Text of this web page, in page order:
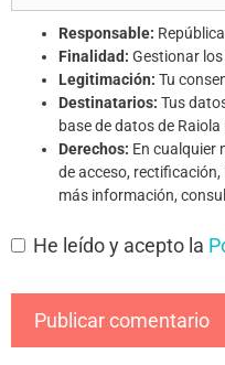
Responsable:
Finalidad:Gestionar
Legitimación: Tu
Destinatarios: Tus
base de datos de
Derechos: En cualquier
de acceso,
más información,
He leído y acepto la